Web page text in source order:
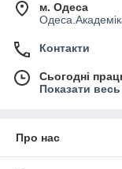
м. Одеса
Контакти
Сьогодні
Показати
Про нас